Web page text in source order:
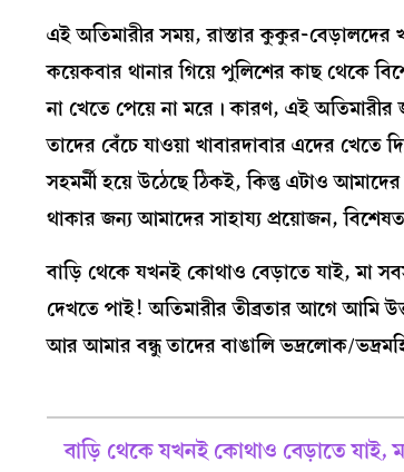
এই অতিমারীর সময়, রাস্তার কুকুর-
কয়েকবার থানার গিয়ে পুলিশের কাছ থেকে
না খেতে পেয়ে না মরে। কারণ, এই
তাদের বেঁচে যাওয়া খাবারদাবার এদের
সহমর্মী হয়ে উঠেছে ঠিকই, কিন্তু এটাও
থাকার জন্য আমাদের সাহায্য প্রয়োজন,
বাড়ি থেকে যখনই কোথাও বেড়াতে যাই, মা
দেখতে পাই! অতিমারীর তীব্রতার আগে আমি
আর আমার বন্ধু তাদের বাঙালি ভদ্রলোক/
বাড়ি থেকে যখনই কোথাও বেড়াতে যাই,